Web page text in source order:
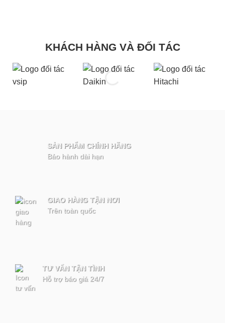
KHÁCH HÀNG VÀ ĐỐI TÁC
SẢN PHẨM CHÍNH HÃNG
Bảo hành dài hạn
GIAO HÀNG TẬN NƠI
Trên toàn quốc
TƯ VẤN TẬN TÌNH
Hỗ trợ báo giá 24/7